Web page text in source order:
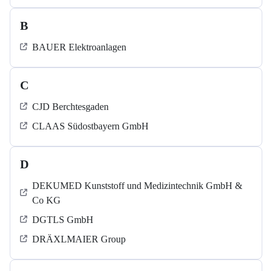
B
BAUER Elektroanlagen
C
CJD Berchtesgaden
CLAAS Südostbayern GmbH
D
DEKUMED Kunststoff und Medizintechnik GmbH &
Co KG
DGTLS GmbH
DRÄXLMAIER Group